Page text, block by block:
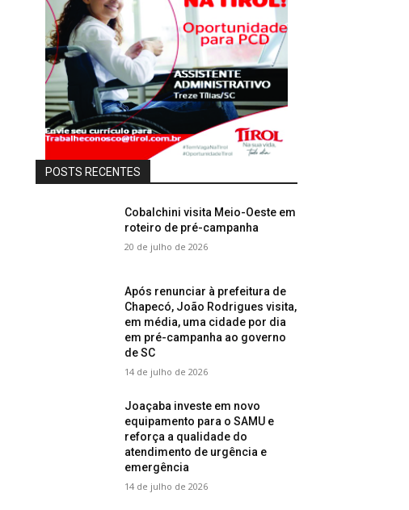
POSTS RECENTES
Cobalchini visita Meio-Oeste em
roteiro de pré-campanha
20 de julho de 2026
Após renunciar à prefeitura de
Chapecó, João Rodrigues visita,
em média, uma cidade por dia
em pré-campanha ao governo
de SC
14 de julho de 2026
Joaçaba investe em novo
equipamento para o SAMU e
reforça a qualidade do
atendimento de urgência e
emergência
14 de julho de 2026